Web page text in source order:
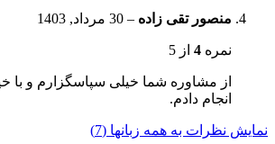
منصور تقی زاده – 30 مرداد, 1403
نمره 4 از 5
از مشاوره شما خیلی سپاسگزارم و با
انجام دادم.
نمایش نظرات به همه زبانها (7)